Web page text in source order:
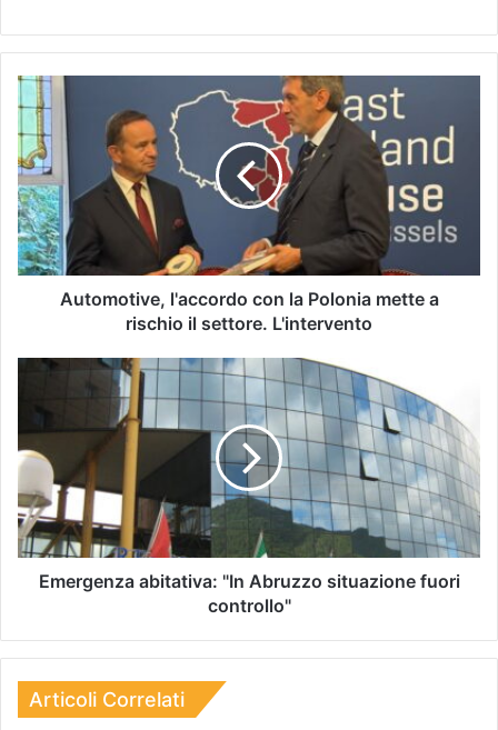
Automotive, l'accordo con la Polonia mette a
rischio il settore. L'intervento
Emergenza abitativa: "In Abruzzo situazione fuori
controllo"
Articoli Correlati